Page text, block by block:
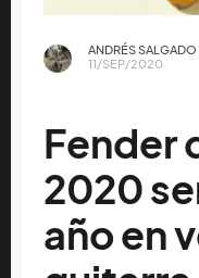
ANDRÉS SALGADO
11/SEP/2020
Fender
2020
año en